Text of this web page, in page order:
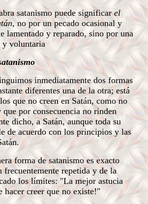
satanismo puede significarel
no por un pecado ocasional y
lamentado y reparado, sino por una
y voluntaria
inmediatamente dos formas
diferentes una de la otra; está
que no creen en Satán, como no
por consecuencia no rinden
dicho, a Satán, aunque toda su
de acuerdo con los principios y las
forma de satanismo es exacto
frecuentemente repetida y de la
los límites: "La mejor astucia
hacer creer que no existe!"